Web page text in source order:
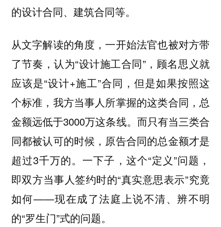
的设计合同、建筑合同等。
从文字解读的角度，一开始法官也被对方带
了节奏，认为“设计施工合同”，顾名思义就
应该是“设计+施工”合同，但是如果按照这
个标准，我方当事人所掌握的这类合同，总
金额远低于3000万这条线。而只有当三类合
同都被认可的时候，原告合同的总金额才是
超过3千万的。一下子，这个“定义”问题，
即双方当事人签约时的“真实意思表示”究竟
如何——现在成了法庭上说不清、辨不明
的“罗生门”式的问题。